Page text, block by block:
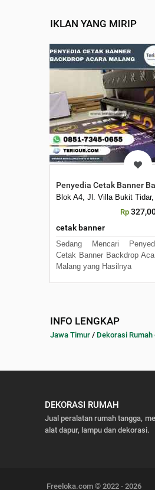
IKLAN YANG MIRIP
Penyedia Cetak Banner
Blok A4, Jl. Villa Bukit
Rp
cetak banner
Sedang Mencari
Cetak Banner Backdrop
Malang yang Hasilnya
INFO LENGKAP
Jawa Timur / Dekorasi Rumah
DEKORASI RUMAH
Jual peralatan rumah tangga,
alat dapur, lampu dan dekorasi.
Freeloka.com © 2022 - 2026